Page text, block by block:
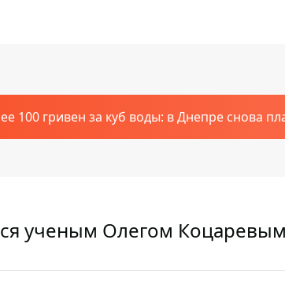
100 гривен за куб воды: в Днепре снова
ученым Олегом Коцаревым